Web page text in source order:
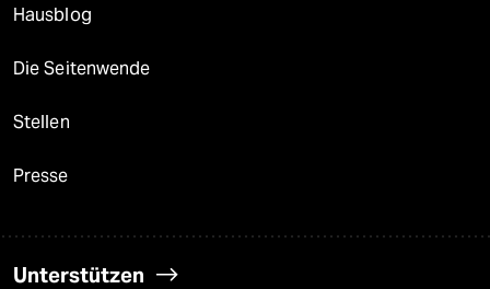
Hausblog
Die Seitenwende
Stellen
Presse
Unterstützen